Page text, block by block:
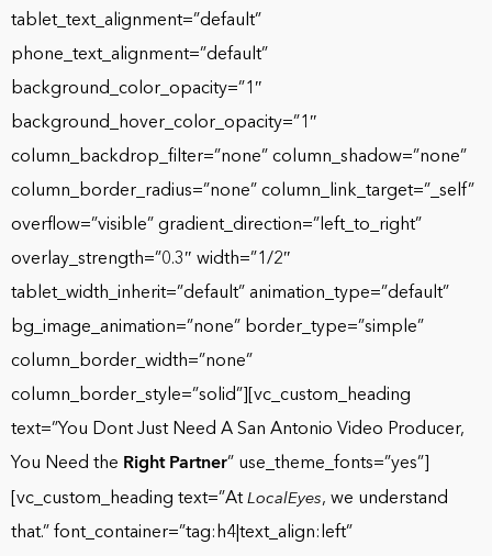
tablet_text_alignment=”default”
phone_text_alignment=”default”
background_color_opacity=”1″
background_hover_color_opacity=”1″
column_backdrop_filter=”none” column_shadow=”none”
column_border_radius=”none” column_link_target=”_self”
overflow=”visible” gradient_direction=”left_to_right”
overlay_strength=”0.3″ width=”1/2″
tablet_width_inherit=”default” animation_type=”default”
bg_image_animation=”none” border_type=”simple”
column_border_width=”none”
column_border_style=”solid”][vc_custom_heading
text=”You Dont Just Need A San Antonio Video Producer,
You Need the Right Partner” use_theme_fonts=”yes”]
[vc_custom_heading text=”At LocalEyes, we understand
that.” font_container=”tag:h4|text_align:left”